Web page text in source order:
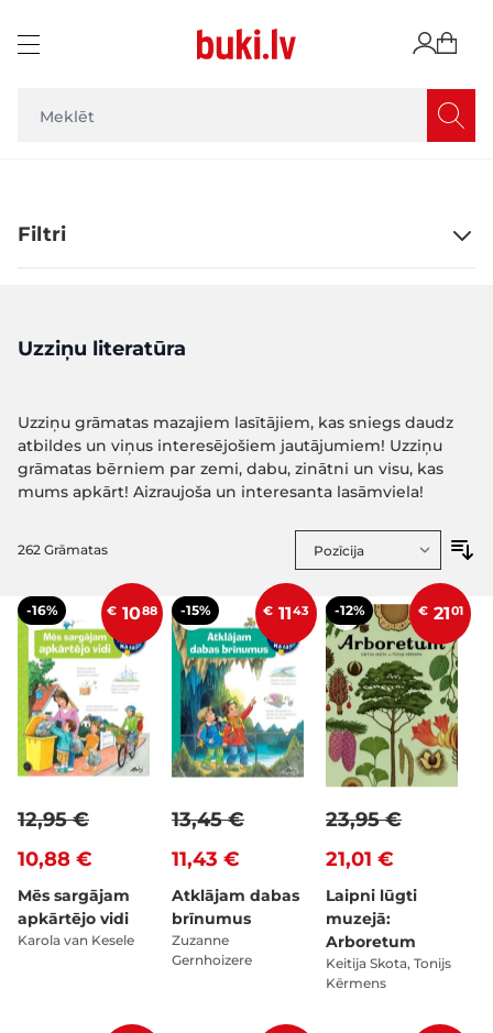
Filtri
Uzziņu literatūra
Uzziņu grāmatas mazajiem lasītājiem, kas sniegs daudz
atbildes un viņus interesējošiem jautājumiem! Uzziņu
grāmatas bērniem par zemi, dabu, zinātni un visu, kas
mums apkārt! Aizraujoša un interesanta lasāmviela!
262 Grāmatas
-16% € 1088
10,88 €
12,95 €
Mēs sargājam
apkārtējo vidi
Karola van Kesele
-15% € 1143
11,43 €
13,45 €
Atklājam dabas
brīnumus
Zuzanne
Gernhoizere
-12% € 2101
21,01 €
23,95 €
Laipni lūgti
muzejā:
Arboretum
Keitija Skota, Tonijs
Kērmens